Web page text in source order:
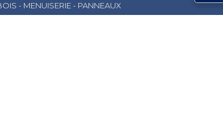
- MENUISERIE - PANNEAUX
EXTERIEUR- JARDIN